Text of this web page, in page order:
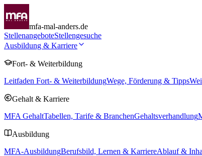
mfa-mal-anders.de
StellenangeboteStellengesuche
Ausbildung & Karriere
Fort- & Weiterbildung
Leitfaden Fort- & WeiterbildungWege, Förderung & Tipps
Gehalt & Karriere
MFA GehaltTabellen, Tarife & BranchenGehaltsverhandlung
Ausbildung
MFA-AusbildungBerufsbild, Lernen & KarriereAblauf &